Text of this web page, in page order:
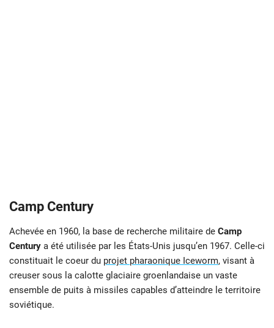
Camp Century
Achevée en 1960, la base de recherche militaire de Camp
Century a été utilisée par les États-Unis jusqu’en 1967. Celle-ci
constituait le coeur du projet pharaonique Iceworm, visant à
creuser sous la calotte glaciaire groenlandaise un vaste
ensemble de puits à missiles capables d’atteindre le territoire
soviétique.